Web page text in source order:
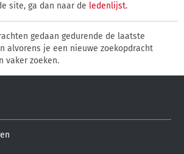
site, ga dan naar de ledenlijst.
gedaan gedurende de laatste
alvorens je een nieuwe zoekopdracht
vaker zoeken.